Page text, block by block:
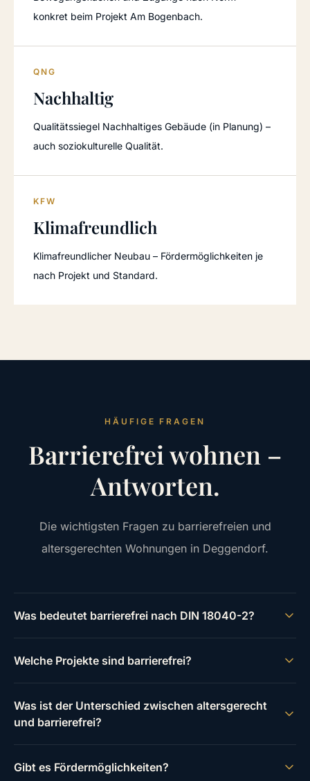
konkret beim Projekt Am Bogenbach.
QNG
Nachhaltig
Qualitätssiegel Nachhaltiges Gebäude (in Planung) –
auch soziokulturelle Qualität.
KFW
Klimafreundlich
Klimafreundlicher Neubau – Fördermöglichkeiten je
nach Projekt und Standard.
HÄUFIGE FRAGEN
Barrierefrei wohnen –
Antworten.
Die wichtigsten Fragen zu barrierefreien und
altersgerechten Wohnungen in Deggendorf.
Was bedeutet barrierefrei nach DIN 18040-2?
Welche Projekte sind barrierefrei?
Was ist der Unterschied zwischen altersgerecht
und barrierefrei?
Gibt es Fördermöglichkeiten?